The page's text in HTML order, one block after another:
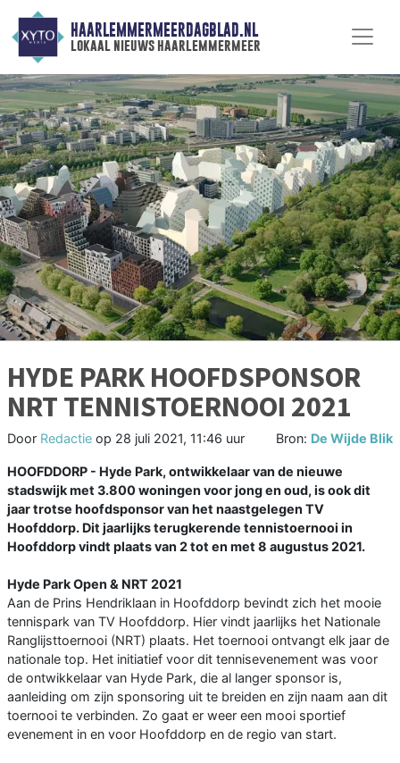
HAARLEMMERMEERDAGBLAD.NL
lokaal nieuws haarlemmermeer
HYDE PARK HOOFDSPONSOR
NRT TENNISTOERNOOI 2021
Door Redactie op 28 juli 2021, 11:46 uur Bron: De Wijde Blik
HOOFDDORP - Hyde Park, ontwikkelaar van de nieuwe
stadswijk met 3.800 woningen voor jong en oud, is ook dit
jaar trotse hoofdsponsor van het naastgelegen TV
Hoofddorp. Dit jaarlijks terugkerende tennistoernooi in
Hoofddorp vindt plaats van 2 tot en met 8 augustus 2021.
Hyde Park Open & NRT 2021
Aan de Prins Hendriklaan in Hoofddorp bevindt zich het mooie
tennispark van TV Hoofddorp. Hier vindt jaarlijks het Nationale
Ranglijsttoernooi (NRT) plaats. Het toernooi ontvangt elk jaar de
nationale top. Het initiatief voor dit tennisevenement was voor
de ontwikkelaar van Hyde Park, die al langer sponsor is,
aanleiding om zijn sponsoring uit te breiden en zijn naam aan dit
toernooi te verbinden. Zo gaat er weer een mooi sportief
evenement in en voor Hoofddorp en de regio van start.